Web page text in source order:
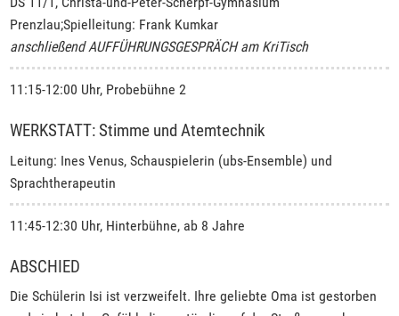
Prenzlau;Spielleitung: Frank Kumkar
anschließend AUFFÜHRUNGSGESPRÄCH am KriTisch
11:15-12:00 Uhr, Probebühne 2
WERKSTATT: Stimme und Atemtechnik
Leitung: Ines Venus, Schauspielerin (ubs-Ensemble) und
Sprachtherapeutin
11:45-12:30 Uhr, Hinterbühne, ab 8 Jahre
ABSCHIED
Die Schülerin Isi ist verzweifelt. Ihre geliebte Oma ist gestorben